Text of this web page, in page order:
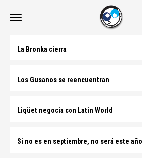
La Bronka cierra
Los Gusanos se reencuentran
Liqüet negocia con Latin World
Si no es en septiembre, no será este año